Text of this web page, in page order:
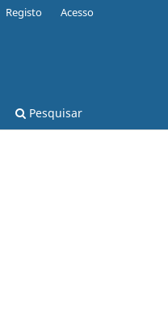
Pesquisar
Registo Acesso